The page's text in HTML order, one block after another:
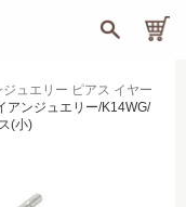
ュエリー ピアス イヤー
アンジュエリー/K14WG/
(小)